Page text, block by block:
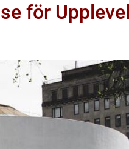
för